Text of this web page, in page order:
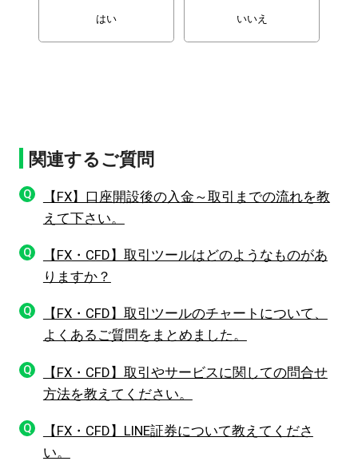
はい いいえ
関連するご質問
Q
【FX】口座開設後の入金～取引までの流れを教
えて下さい。
Q
【FX・CFD】取引ツールはどのようなものがあ
りますか？
Q
【FX・CFD】取引ツールのチャートについて、
よくあるご質問をまとめました。
Q
【FX・CFD】取引やサービスに関しての問合せ
方法を教えてください。
Q
【FX・CFD】LINE証券について教えてくださ
い。